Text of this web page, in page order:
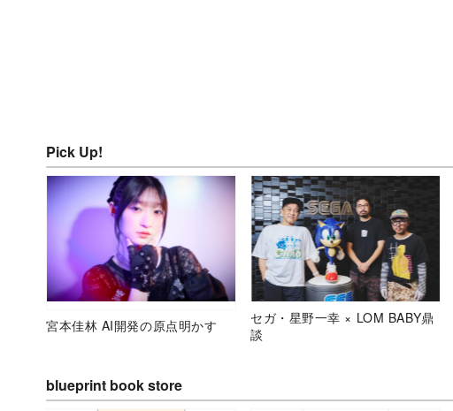
Pick Up!
宮本佳林 AI開発の原点明かす
セガ・星野一幸 × LOM BABY鼎
談
blueprint book store